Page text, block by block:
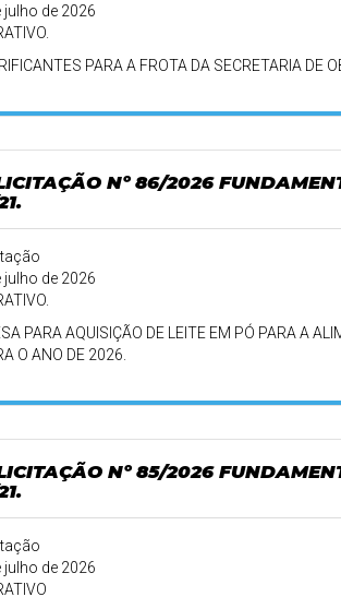
de 2026
PARA A FROTA DA SECRETARIA DE
Nº 86/2026
de 2026
PARA AQUISIÇÃO DE LEITE EM PÓ PARA A
O ANO DE 2026.
Nº 85/2026
de 2026